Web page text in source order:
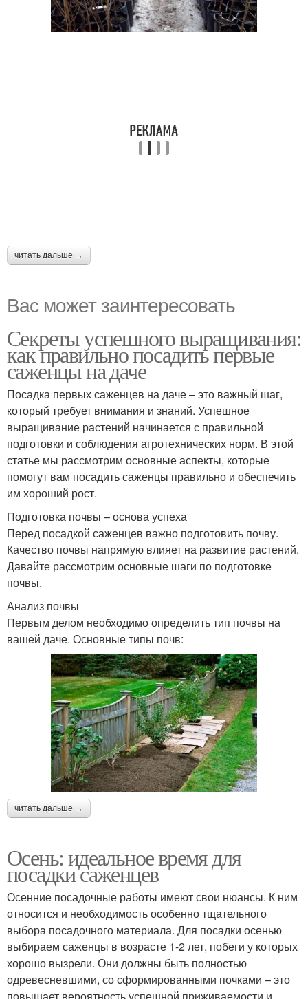
читать дальше →
Вас может заинтересовать
Секреты успешного выращивания:
как правильно посадить первые
саженцы на даче
Посадка первых саженцев на даче – это важный шаг,
который требует внимания и знаний. Успешное
выращивание растений начинается с правильной
подготовки и соблюдения агротехнических норм. В этой
статье мы рассмотрим основные аспекты, которые
помогут вам посадить саженцы правильно и обеспечить
им хороший рост.
Подготовка почвы – основа успеха
Перед посадкой саженцев важно подготовить почву.
Качество почвы напрямую влияет на развитие растений.
Давайте рассмотрим основные шаги по подготовке
почвы.
Анализ почвы
Первым делом необходимо определить тип почвы на
вашей даче. Основные типы почв:
читать дальше →
Осень: идеальное время для
посадки саженцев
Осенние посадочные работы имеют свои нюансы. К ним
относится и необходимость особенно тщательного
выбора посадочного материала. Для посадки осенью
выбираем саженцы в возрасте 1-2 лет, побеги у которых
хорошо вызрели. Они должны быть полностью
одревесневшими, со сформированными почками – это